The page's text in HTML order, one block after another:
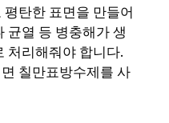
탄한 표면을 만들어
균열 등 병충해가 생
처리해줘야 합니다.
칠만표방수제를 사